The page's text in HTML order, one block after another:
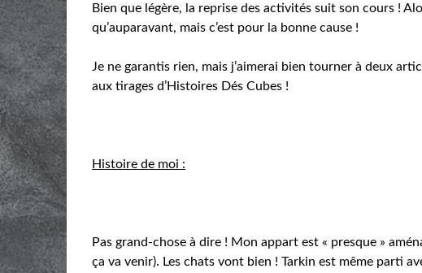
Bien que légère, la reprise des activités suit son cours !
qu’auparavant, mais c’est pour la bonne cause !
Je ne garantis rien, mais j’aimerai bien tourner à deux
aux tirages d’Histoires Dés Cubes !
Histoire de moi :
Pas grand-chose à dire ! Mon appart est « presque »
ça va venir). Les chats vont bien ! Tarkin est même parti